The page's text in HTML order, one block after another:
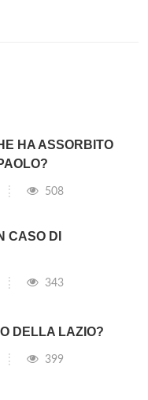
HA ASSORBITO
508
CASO DI
343
DELLA LAZIO?
399